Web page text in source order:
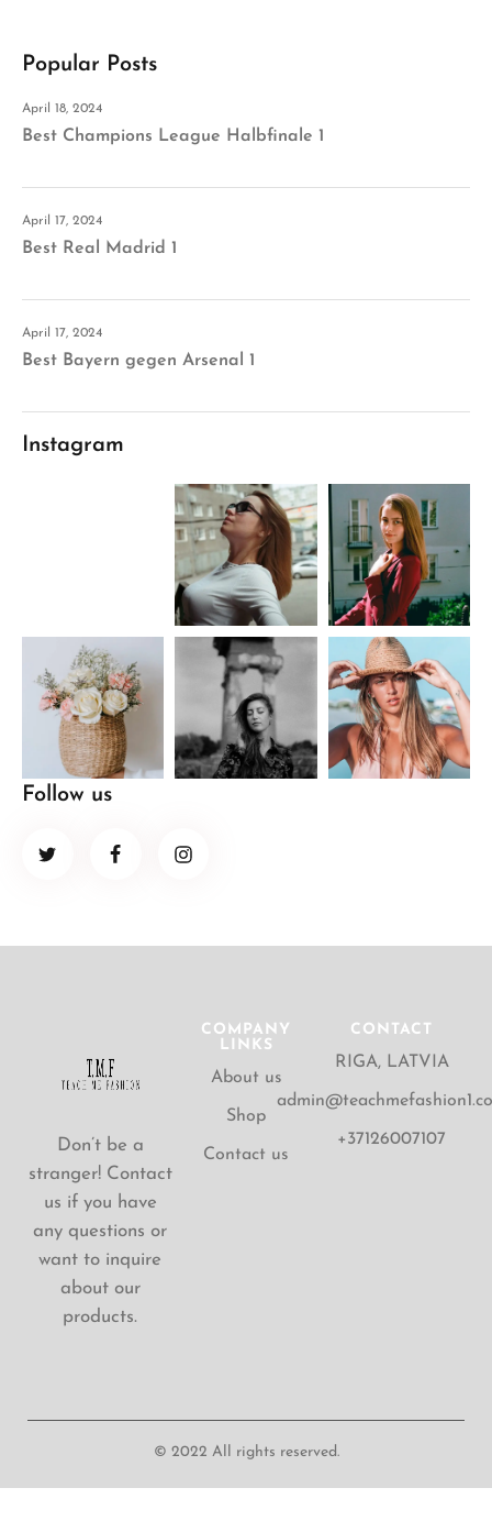
Popular Posts
April 18, 2024
Best Champions League Halbfinale 1
April 17, 2024
Best Real Madrid 1
April 17, 2024
Best Bayern gegen Arsenal 1
Instagram
Follow us
Don’t be a
stranger! Contact
us if you have
any questions or
want to inquire
about our
products.
COMPANY
LINKS
About us
Shop
Contact us
CONTACT
RIGA, LATVIA
+37126007107
© 2022 All rights reserved.